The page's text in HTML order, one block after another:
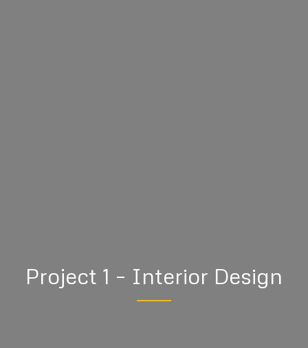
Project 1 – Interior Design